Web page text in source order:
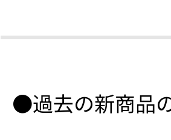
●過去の新商品